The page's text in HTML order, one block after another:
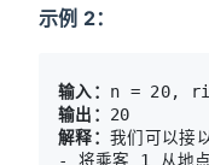
示例 2：
输入： n = 20,
输出：
解释： 我们可以接
- 将乘客 1 从地